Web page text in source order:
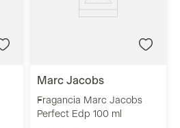
marc jacobs
Fragancia Marc Jacobs
Perfect Edp 100 ml